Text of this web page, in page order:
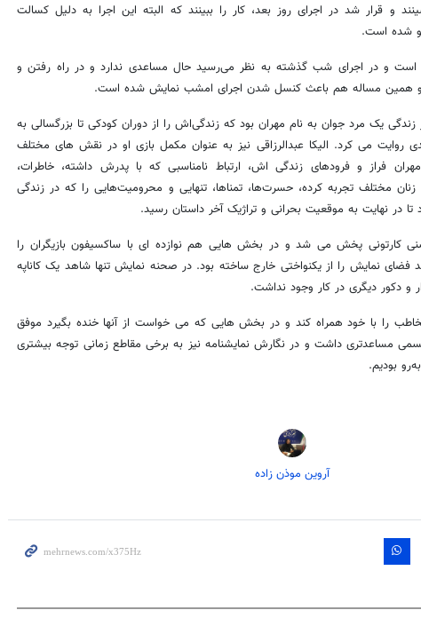
و قرار شد در اجرای روز بعد، کار را ببینند که البته این اجرا به دلیل کسالت
شده است.
است و در اجرای شب گذشته به نظر می‌رسید حال مساعدی ندارد و در راه رفتن و
همین مساله هم باعث کنسل شدن اجرای امشب نمایش شده است.
زندگی یک مرد جوان به نام مهران بود که زندگی‌اش را از دوران کودکی تا بزرگسالی به
روایت می کرد. الیکا عبدالرزاقی نیز به عنوان مکمل بازی او در نقش های مختلف
فراز و فرودهای زندگی اش، ارتباط نامناسبی که با پدرش داشته، خاطرات،
مختلف تجربه کرده، حسرت‌ها، تمناها، تنهایی و محرومیت‌هایی را که در زندگی
در نهایت به موقعیت بحرانی و تراژیک آخر داستان رسید.
کارتونی پخش می شد و در بخش هایی هم نوازده ای با ساکسیفون بازیگران را
نمایش را از یکنواختی خارج ساخته بود. در صحنه نمایش تنها شاهد یک کاناپه
و دکور دیگری در کار وجود نداشت.
را با خود همراه کند و در بخش هایی که می خواست از آنها خنده بگیرد موفق
مساعدتری داشت و در نگارش نمایشنامه نیز به برخی مقاطع زمانی توجه بیشتری
بودیم.
آروین موذن زاده